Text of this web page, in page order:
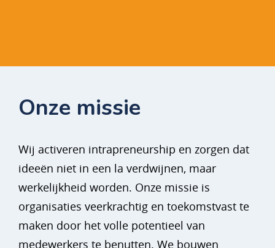
Onze missie
Wij activeren intrapreneurship en zorgen dat
ideeën niet in een la verdwijnen, maar
werkelijkheid worden. Onze missie is
organisaties veerkrachtig en toekomstvast te
maken door het volle potentieel van
medewerkers te benutten. We bouwen